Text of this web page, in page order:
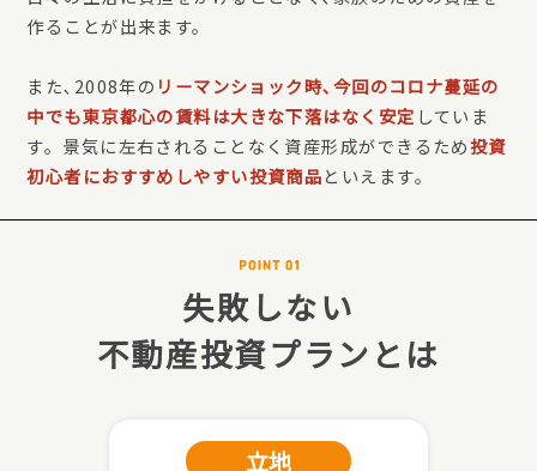
作ることが出来ます。
また､2008年の リーマンショック時､今回のコロナ蔓延の
中でも東京都心の賃料は大きな下落はなく安定 していま
す。景気に左右されることなく資産形成ができるため投資
初心者におすすめしやすい投資商品といえます。
失敗しない
不動産投資プランとは
立地